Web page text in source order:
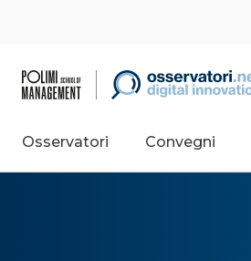
Osservatori Convegni